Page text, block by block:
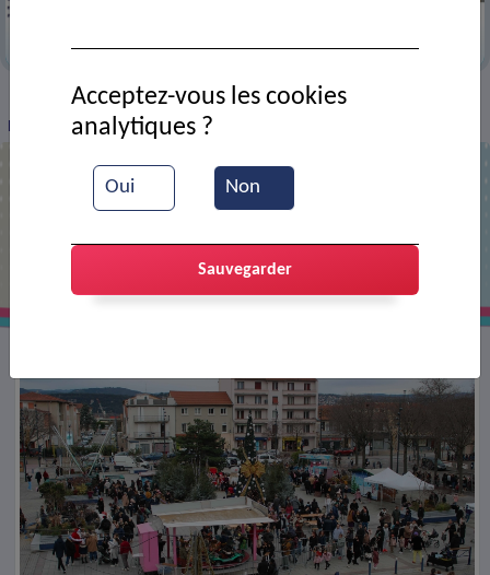
> VIE MUNICIPALE > Ressources documentaires
Noël en fête : une édition 2025 réussie
Noël en fête : une édition 2025
réussie
Oui Non
Acceptez-vous les cookies
analytiques ?
Sauvegarder